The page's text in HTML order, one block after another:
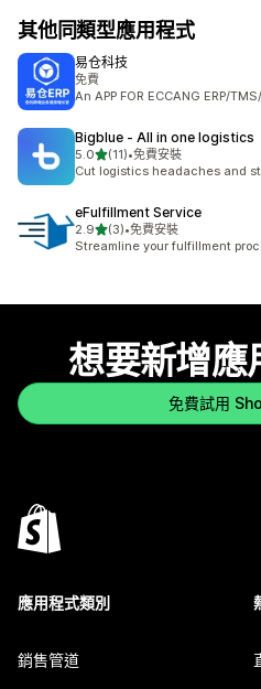
其他同類型應用程式
易仓科技
免費
An APP FOR ECCANG ERP/
Bigblue ‑ All in one logistics
5.0滿分 5 顆星
(11)
共有 11 則評價
•免費安裝
Cut logistics headaches and
eFulfillment Service
2.9滿分 5 顆星
(3)
共有 3 則評價
•免費安裝
Streamline your fulfillment
想要新增應
免費試用
應用程式類別
銷售管道